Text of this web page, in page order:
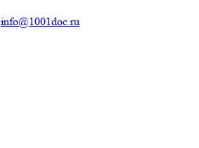
info@1001doc.ru